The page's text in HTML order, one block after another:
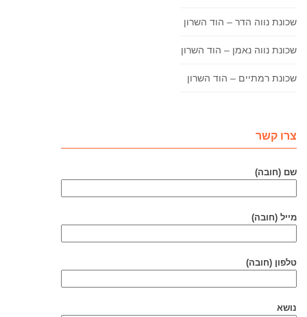
שכונת נווה הדר – הוד השרון
שכונת נווה נאמן – הוד השרון
שכונת רמתיים – הוד השרון
צרו קשר
שם (חובה)
מייל (חובה)
טלפון (חובה)
נושא